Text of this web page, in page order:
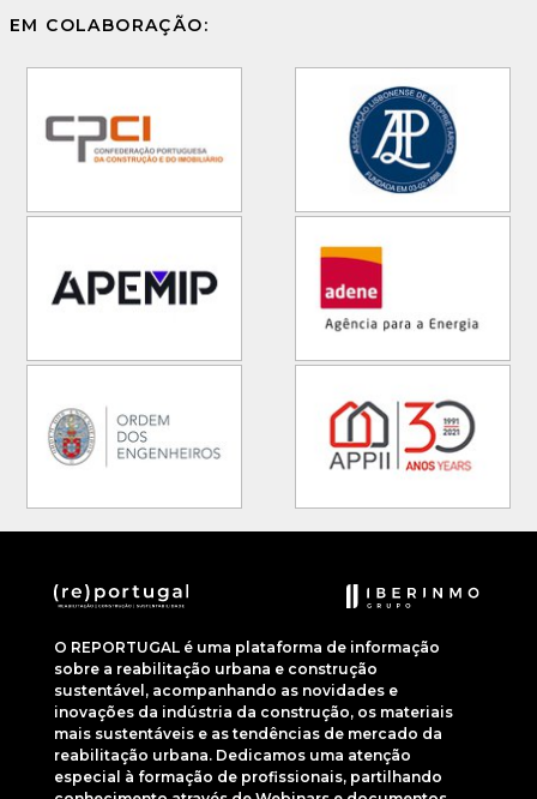
EM COLABORAÇÃO:
O REPORTUGAL é uma plataforma de informação
sobre a reabilitação urbana e construção
sustentável, acompanhando as novidades e
inovações da indústria da construção, os materiais
mais sustentáveis e as tendências de mercado da
reabilitação urbana. Dedicamos uma atenção
especial à formação de profissionais, partilhando